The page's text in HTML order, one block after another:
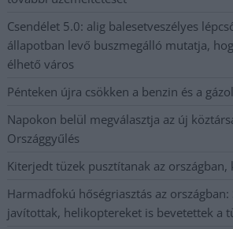
Csendélet 5.0: alig balesetveszélyes
állapotban levő buszmegálló mutatja,
élhető város
Pénteken újra csökken a benzin és a
Napokon belül megválasztja az új
Országgyűlés
Kiterjedt tüzek pusztítanak az országban,
Harmadfokú hőségriasztás az
javítottak, helikoptereket is bevetettek a